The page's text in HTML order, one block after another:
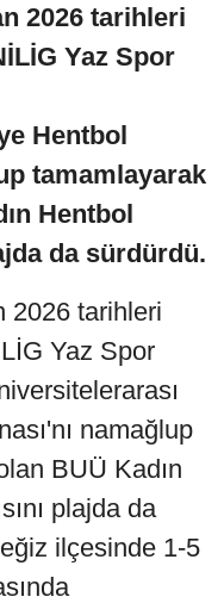
2026 tarihleri
Yaz Spor
Hentbol
tamamlayarak
Hentbol
da sürdürdü.
2026 tarihleri
Yaz Spor
namağlup
BUÜ Kadın
plajda da
ilçesinde 1-5